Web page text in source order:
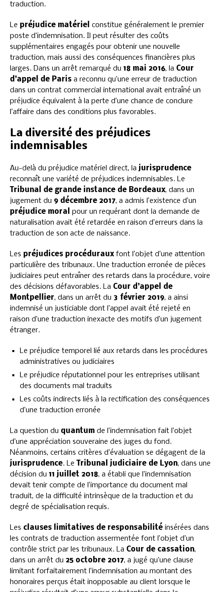
traduction.
Le préjudice matériel constitue généralement le premier
poste d’indemnisation. Il peut résulter des coûts
supplémentaires engagés pour obtenir une nouvelle
traduction, mais aussi des conséquences financières plus
larges. Dans un arrêt remarqué du 18 mai 2016, la Cour
d’appel de Paris a reconnu qu’une erreur de traduction
dans un contrat commercial international avait entraîné un
préjudice équivalent à la perte d’une chance de conclure
l’affaire dans des conditions plus favorables.
La diversité des préjudices
indemnisables
Au-delà du préjudice matériel direct, la jurisprudence
reconnaît une variété de préjudices indemnisables. Le
Tribunal de grande instance de Bordeaux, dans un
jugement du 9 décembre 2017, a admis l’existence d’un
préjudice moral
pour un requérant dont la demande de
naturalisation avait été retardée en raison d’erreurs dans la
traduction de son acte de naissance.
Les préjudices procéduraux font l’objet d’une attention
particulière des tribunaux. Une traduction erronée de pièces
judiciaires peut entraîner des retards dans la procédure, voire
des décisions défavorables. La Cour d’appel de
Montpellier, dans un arrêt du 3 février 2019, a ainsi
indemnisé un justiciable dont l’appel avait été rejeté en
raison d’une traduction inexacte des motifs d’un jugement
étranger.
Le préjudice temporel lié aux retards dans les procédures
administratives ou judiciaires
Le préjudice réputationnel pour les entreprises utilisant
des documents mal traduits
Les coûts indirects liés à la rectification des conséquences
d’une traduction erronée
La question du quantum de l’indemnisation fait l’objet
d’une appréciation souveraine des juges du fond.
Néanmoins, certains critères d’évaluation se dégagent de la
jurisprudence. Le Tribunal judiciaire de Lyon, dans une
décision du 11 juillet 2018, a établi que l’indemnisation
devait tenir compte de l’importance du document mal
traduit, de la difficulté intrinsèque de la traduction et du
degré de spécialisation requis.
Les clauses limitatives de responsabilité insérées dans
les contrats de traduction assermentée font l’objet d’un
contrôle strict par les tribunaux. La Cour de cassation,
dans un arrêt du 25 octobre 2017, a jugé qu’une clause
limitant forfaitairement l’indemnisation au montant des
honoraires perçus était inopposable au client lorsque le